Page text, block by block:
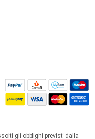
gli obblighi previsti dalla